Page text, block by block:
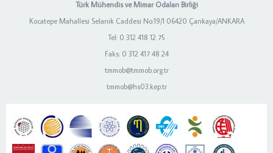
Türk Mühendis ve Mimar Odaları Birliği
Kocatepe Mahallesi Selanik Caddesi No:19/1 06420 Çankaya/ANKARA
Tel: 0 312 418 12 75
Faks: 0 312 417 48 24
tmmob@tmmob.org.tr
tmmob@hs03.kep.tr